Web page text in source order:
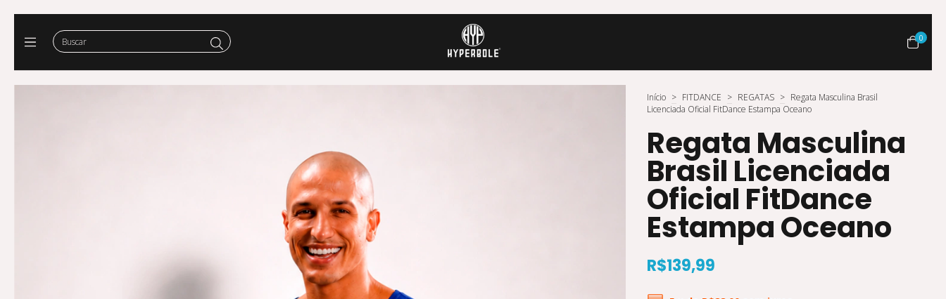
0
Início > FITDANCE > REGATAS > Regata Masculina Brasil
Licenciada Oficial FitDance Estampa Oceano
Regata Masculina
Brasil Licenciada
Oficial FitDance
Estampa Oceano
R$139,99